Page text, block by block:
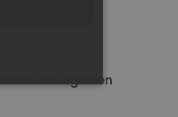
digitalen